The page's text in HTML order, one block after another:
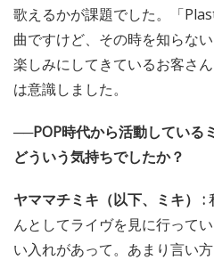
歌えるかが課題でした。「
曲ですけど、その時を知らな
楽しみにしてきているお客さ
は意識しました。
──POP時代から活動している
どういう気持ちでしたか？
ヤママチミキ（以下、ミキ） :
んとしてライヴを見に行って
い入れがあって。あまり言い